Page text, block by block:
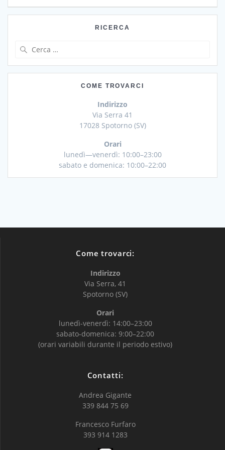
RICERCA
COME TROVARCI
Indirizzo
Via Serra 41
17028 Spotorno (SV)
Orari
lunedì—venerdì: 10:00–23:00
sabato e domenica: 10:00–22:00
Come trovarci:
Indirizzo
Via Serra, 41
Spotorno (SV)
Orari
lunedì-venerdì: 14:00–23:00
sabato-domenica: 9:00–22:00
(orari variabili durante il periodo estivo)
Contatti:
Andrea Gigante
339 844 75 69
Francesco Furfaro
393 914 1283